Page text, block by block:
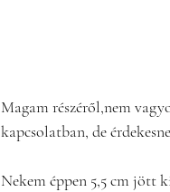
Magam részéről,nem
kapcsolatban, de
Nekem éppen 5,5 cm jött